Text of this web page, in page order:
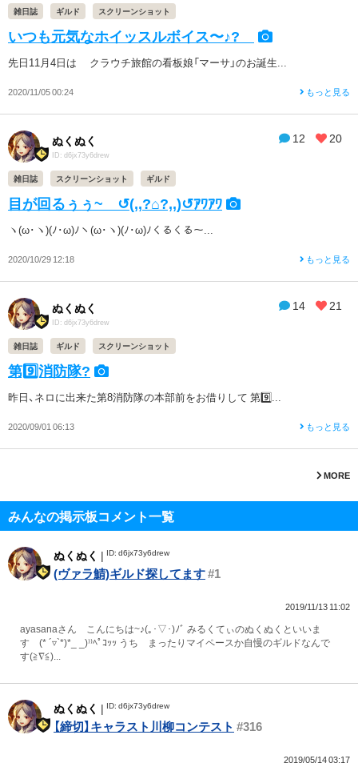
雑日誌 ギルド スクリーンショット
いつも元気なホイッスルボイス〜♪?
先日11月4日は クラウチ旅館の看板娘「マーサ」のお誕生...
2020/11/05 00:24 もっと見る
12 20
ぬくぬく
ID: d6jx73y6drew
雑日誌 スクリーンショット ギルド
目が回るぅぅ~ ↺(,,?⌂?,,)↺ｱﾜｱﾜ
ヽ(ω･ヽ)(ﾉ･ω)ﾉヽ(ω･ヽ)(ﾉ･ω)ﾉくるくる〜...
2020/10/29 12:18 もっと見る
14 21
ぬくぬく
ID: d6jx73y6drew
雑日誌 ギルド スクリーンショット
第9️⃣消防隊?
昨日、ネロに出来た第8消防隊の本部前をお借りして 第9️⃣...
2020/09/01 06:13 もっと見る
MORE
みんなの掲示板コメント一覧
ぬくぬく | ID: d6jx73y6drew
(ヴァラ鯖)ギルド探してます#1
2019/11/13 11:02
ayasanaさん こんにちは~♪(｡･▽･)ﾉﾞ みるくてぃのぬくぬくといいま
す (* ´▿`*)*_ _)⁾⁾ﾍﾟｺｯｯ うち まったりマイペースか自慢のギルドなんで
す(≧∇≦)...
ぬくぬく | ID: d6jx73y6drew
【締切】キャラスト川柳コンテスト #316
2019/05/14 03:17